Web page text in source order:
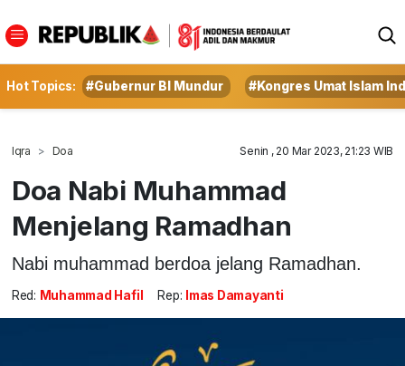
Hot Topics: #Gubernur BI Mundur #Kongres Umat Islam
Iqra Doa Senin , 20 Mar 2023, 21:23 WIB
Doa Nabi Muhammad
Menjelang Ramadhan
Nabi muhammad berdoa jelang Ramadhan.
Red: Muhammad Hafil Rep: Imas Damayanti